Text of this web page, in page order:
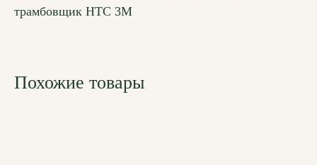
трамбовщик НТС 3М
Похожие товары